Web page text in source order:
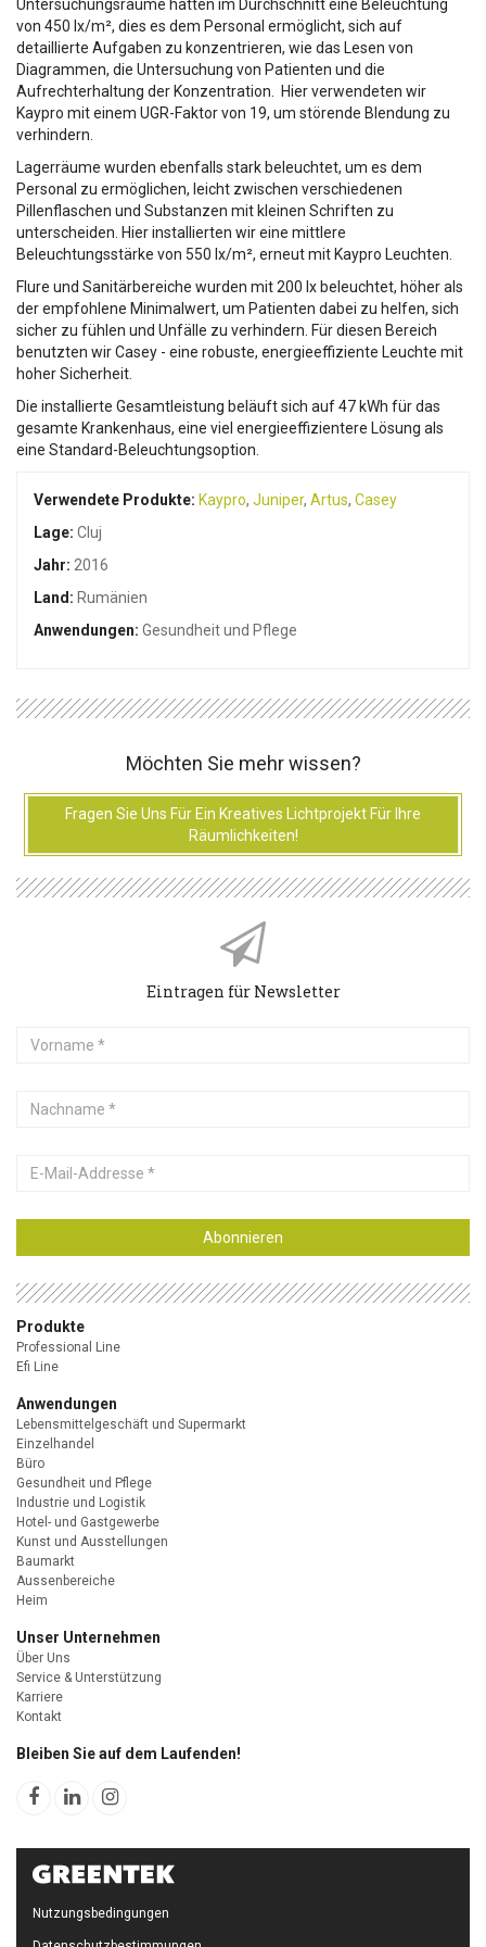
Untersuchungsräume hatten im Durchschnitt eine Beleuchtung
von 450 lx/m², dies es dem Personal ermöglicht, sich auf
detaillierte Aufgaben zu konzentrieren, wie das Lesen von
Diagrammen, die Untersuchung von Patienten und die
Aufrechterhaltung der Konzentration. Hier verwendeten wir
Kaypro mit einem UGR-Faktor von 19, um störende Blendung zu
verhindern.
Lagerräume wurden ebenfalls stark beleuchtet, um es dem
Personal zu ermöglichen, leicht zwischen verschiedenen
Pillenflaschen und Substanzen mit kleinen Schriften zu
unterscheiden. Hier installierten wir eine mittlere
Beleuchtungsstärke von 550 lx/m², erneut mit Kaypro Leuchten.
Flure und Sanitärbereiche wurden mit 200 lx beleuchtet, höher als
der empfohlene Minimalwert, um Patienten dabei zu helfen, sich
sicher zu fühlen und Unfälle zu verhindern. Für diesen Bereich
benutzten wir Casey - eine robuste, energieeffiziente Leuchte mit
hoher Sicherheit.
Die installierte Gesamtleistung beläuft sich auf 47 kWh für das
gesamte Krankenhaus, eine viel energieeffizientere Lösung als
eine Standard-Beleuchtungsoption.
Verwendete Produkte: Kaypro, Juniper, Artus, Casey
Lage: Cluj
Jahr: 2016
Land: Rumänien
Anwendungen: Gesundheit und Pflege
Möchten Sie mehr wissen?
Fragen Sie Uns Für Ein Kreatives Lichtprojekt Für Ihre
Räumlichkeiten!
Eintragen für Newsletter
Vorname
Nachname
Abonnieren
Produkte
Professional Line
Efi Line
Anwendungen
Lebensmittelgeschäft und Supermarkt
Einzelhandel
Büro
Gesundheit und Pflege
Industrie und Logistik
Hotel- und Gastgewerbe
Kunst und Ausstellungen
Baumarkt
Aussenbereiche
Heim
Unser Unternehmen
Über Uns
Service & Unterstützung
Karriere
Kontakt
Bleiben Sie auf dem Laufenden!
Nutzungsbedingungen